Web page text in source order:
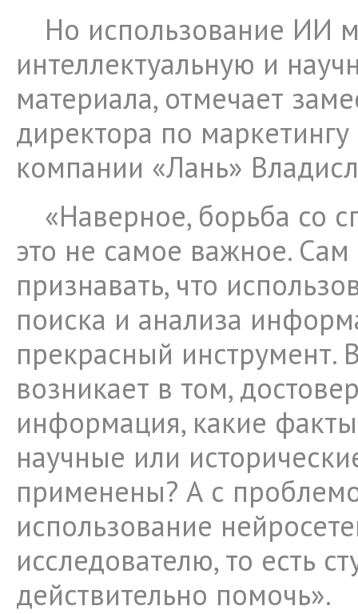
Но использование ИИ
интеллектуальную и
материала, отмечает
директора по
компании «Лань»
«Наверное, борьба со
это не самое важное.
признавать, что
поиска и анализа
прекрасный инструмент.
возникает в том,
информация, какие
научные или
применены? А с
использование
исследователю, то есть
действительно помочь».